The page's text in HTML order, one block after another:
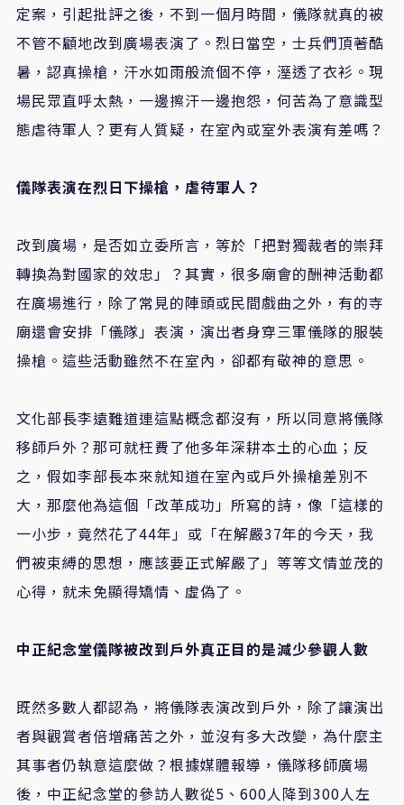
定案，引起批評之後，不到一個月時間，儀隊就真的被
不管不顧地改到廣場表演了。烈日當空，士兵們頂著酷
暑，認真操槍，汗水如雨般流個不停，溼透了衣衫。現
場民眾直呼太熱，一邊擦汗一邊抱怨，何苦為了意識型
態虐待軍人？更有人質疑，在室內或室外表演有差嗎？
儀隊表演在烈日下操槍，虐待軍人？
改到廣場，是否如立委所言，等於「把對獨裁者的崇拜
轉換為對國家的效忠」？其實，很多廟會的酬神活動都
在廣場進行，除了常見的陣頭或民間戲曲之外，有的寺
廟還會安排「儀隊」表演，演出者身穿三軍儀隊的服裝
操槍。這些活動雖然不在室內，卻都有敬神的意思。
文化部長李遠難道連這點概念都沒有，所以同意將儀隊
移師戶外？那可就枉費了他多年深耕本土的心血；反
之，假如李部長本來就知道在室內或戶外操槍差別不
大，那麼他為這個「改革成功」所寫的詩，像「這樣的
一小步，竟然花了44年」或「在解嚴37年的今天，我
們被束縛的思想，應該要正式解嚴了」等等文情並茂的
心得，就未免顯得矯情、虛偽了。
中正紀念堂儀隊被改到戶外真正目的是減少參觀人數
既然多數人都認為，將儀隊表演改到戶外，除了讓演出
者與觀賞者倍增痛苦之外，並沒有多大改變，為什麼主
其事者仍執意這麼做？根據媒體報導，儀隊移師廣場
後，中正紀念堂的參訪人數從5、600人降到300人左